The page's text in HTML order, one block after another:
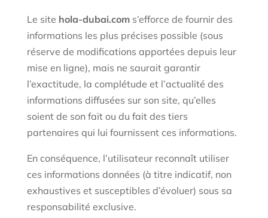
Le site hola-dubai.com s’efforce de fournir des
informations les plus précises possible (sous
réserve de modifications apportées depuis leur
mise en ligne), mais ne saurait garantir
l’exactitude, la complétude et l’actualité des
informations diffusées sur son site, qu’elles
soient de son fait ou du fait des tiers
partenaires qui lui fournissent ces informations.
En conséquence, l’utilisateur reconnaît utiliser
ces informations données (à titre indicatif, non
exhaustives et susceptibles d’évoluer) sous sa
responsabilité exclusive.